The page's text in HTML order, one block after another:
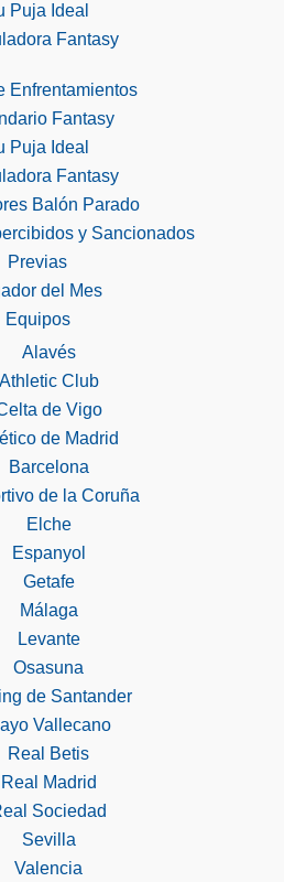
Puja Ideal
Fantasy
Enfrentamientos
Fantasy
Puja Ideal
Fantasy
Balón Parado
y Sancionados
Previas
del Mes
Equipos
Alavés
Athletic Club
de Vigo
de Madrid
Barcelona
de la Coruña
Elche
Espanyol
Getafe
Málaga
Levante
Osasuna
de Santander
Vallecano
Real Betis
Real Madrid
Sociedad
Sevilla
Valencia